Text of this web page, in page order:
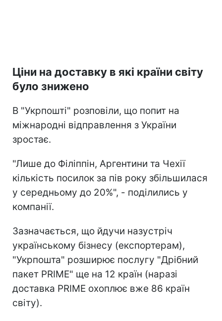
Ціни на доставку в які країни світу
було знижено
В "Укрпошті" розповіли, що попит на
міжнародні відправлення з України
зростає.
"Лише до Філіппін, Аргентини та Чехії
кількість посилок за пів року збільшилася
у середньому до 20%", - поділились у
компанії.
Зазначається, що йдучи назустріч
українському бізнесу (експортерам),
"Укрпошта" розширює послугу "Дрібний
пакет PRIME" ще на 12 країн (наразі
доставка PRIME охоплює вже 86 країн
світу).